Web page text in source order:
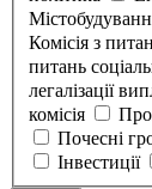
Комісія з
питань
легалізації
комісія
Почесні
Інвестиції